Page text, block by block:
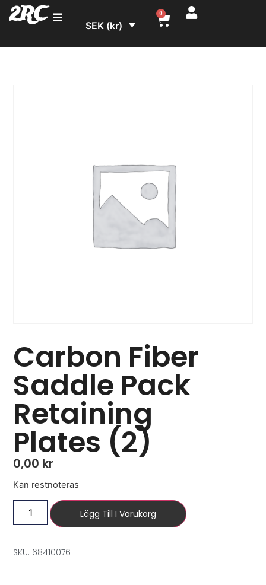
2RC SEK (kr)
0
Carbon Fiber
Saddle Pack
Retaining
Plates (2)
0,00 kr
Kan restnoteras
Lägg Till I Varukorg
SKU: 68410076